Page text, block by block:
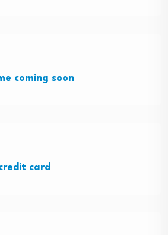
coming soon
card